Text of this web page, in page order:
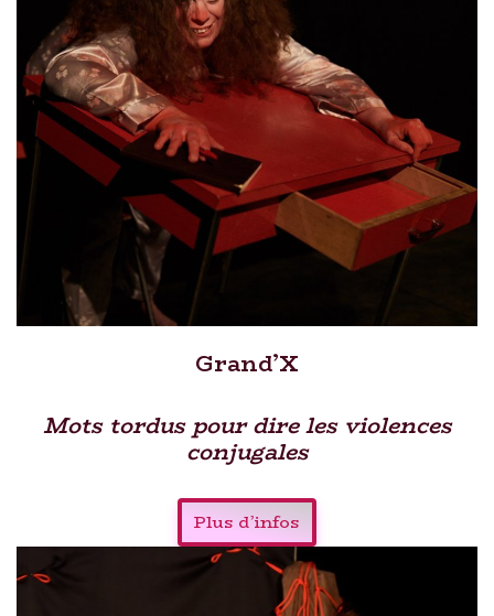
Grand’X
Mots tordus pour dire les violences
conjugales
Plus d’infos